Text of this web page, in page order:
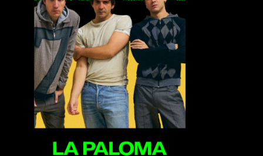
La Paloma